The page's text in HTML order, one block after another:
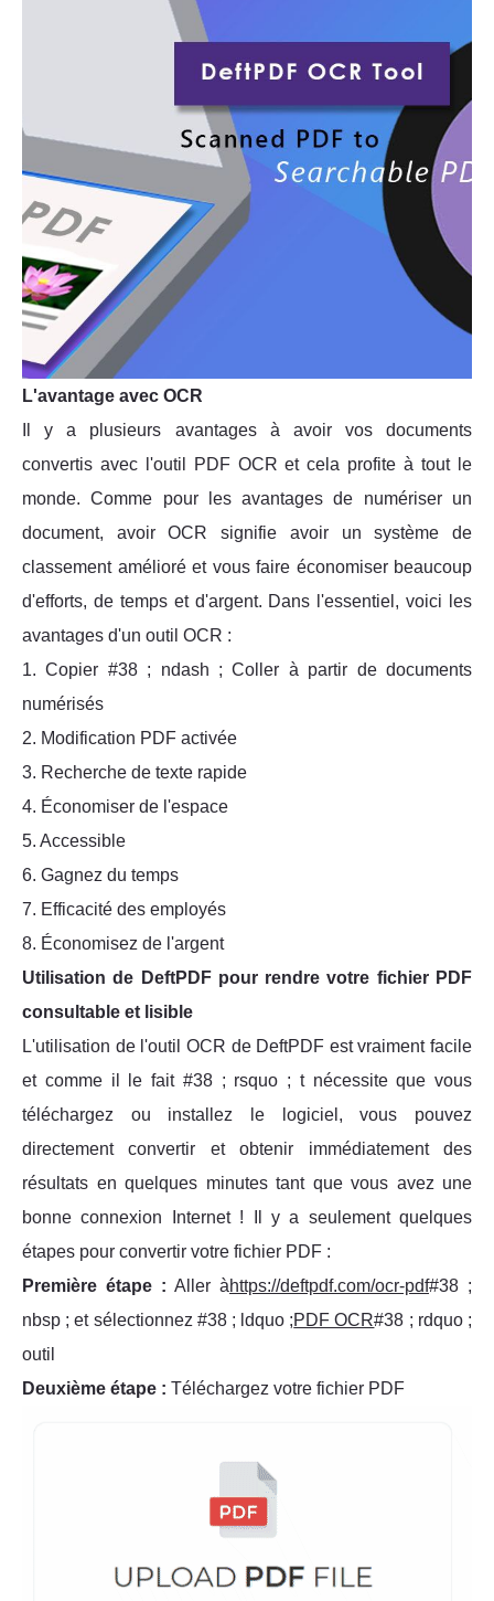
L'avantage avec OCR
Il y a plusieurs avantages à avoir vos documents
convertis avec l'outil PDF OCR et cela profite à tout le
monde. Comme pour les avantages de numériser un
document, avoir OCR signifie avoir un système de
classement amélioré et vous faire économiser beaucoup
d'efforts, de temps et d'argent. Dans l'essentiel, voici les
avantages d'un outil OCR :
1. Copier #38 ; ndash ; Coller à partir de documents
numérisés
2. Modification PDF activée
3. Recherche de texte rapide
4. Économiser de l'espace
5. Accessible
6. Gagnez du temps
7. Efficacité des employés
8. Économisez de l'argent
Utilisation de DeftPDF pour rendre votre fichier PDF
consultable et lisible
L'utilisation de l'outil OCR de DeftPDF est vraiment facile
et comme il le fait #38 ; rsquo ; t nécessite que vous
téléchargez ou installez le logiciel, vous pouvez
directement convertir et obtenir immédiatement des
résultats en quelques minutes tant que vous avez une
bonne connexion Internet ! Il y a seulement quelques
étapes pour convertir votre fichier PDF :
Première étape : Aller àhttps://deftpdf.com/ocr-pdf#38 ;
nbsp ; et sélectionnez #38 ; ldquo ;PDF OCR#38 ; rdquo ;
outil
Deuxième étape : Téléchargez votre fichier PDF